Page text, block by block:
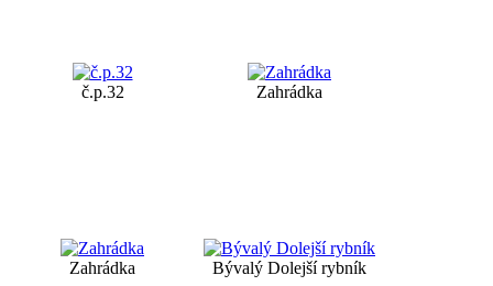
č.p.32 Zahrádka
Zahrádka Bývalý Dolejší rybník